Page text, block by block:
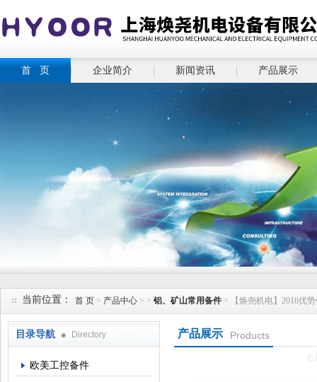
首 页 企业简介 新闻资讯 产品展示
当前位置： 首 页 > 产品中心 > > 铝、矿山常用备件 > 【焕尧机电】2016优
目录导航 Directory
欧美工控备件
产品展示 Products